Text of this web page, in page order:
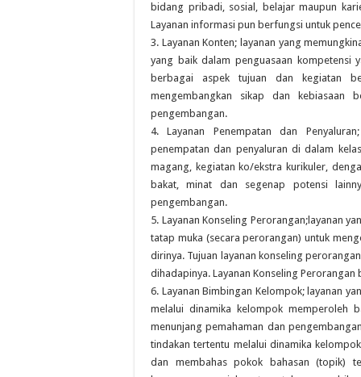
bidang pribadi, sosial, belajar maupun
Layanan informasi pun berfungsi untuk
3. Layanan Konten; layanan yang
yang baik dalam penguasaan kompetensi
berbagai aspek tujuan dan kegiatan
mengembangkan sikap dan kebiasaan
pengembangan.
4. Layanan Penempatan dan
penempatan dan penyaluran di dalam
magang, kegiatan ko/ekstra kurikuler,
bakat, minat dan segenap potensi
pengembangan.
5. Layanan Konseling Perorangan;layanan
tatap muka (secara perorangan) untuk
dirinya. Tujuan layanan konseling
dihadapinya. Layanan Konseling
6. Layanan Bimbingan Kelompok; layanan
melalui dinamika kelompok memperoleh
menunjang pemahaman dan
tindakan tertentu melalui dinamika
dan membahas pokok bahasan (topik)